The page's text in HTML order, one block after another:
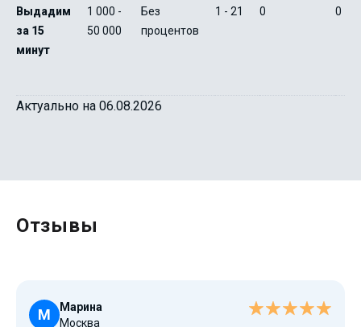
Выдадим
за 15
минут
1 000 -
50 000
Без
процентов
1 - 21 0 0
Актуально на 06.08.2026
Отзывы
М
Марина
Москва